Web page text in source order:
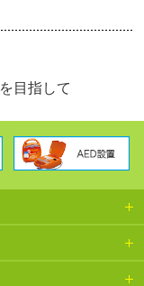
を目指して